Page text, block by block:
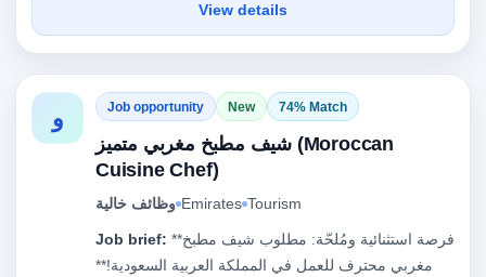
View details
و Job opportunity New 74% Match
شيف مطبخ مغربي متميز (Moroccan
Cuisine Chef)
وظائف خالية Emirates Tourism
Job brief: **فرصة استثنائية ومُلحّة: مطلوب شيف مطبخ
مغربي محترف للعمل في المملكة العربية السعودية!**